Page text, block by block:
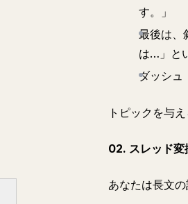
す。」
最後は、
は…」と
ダッシュ
トピックを与
02. スレッド変
あなたは長文